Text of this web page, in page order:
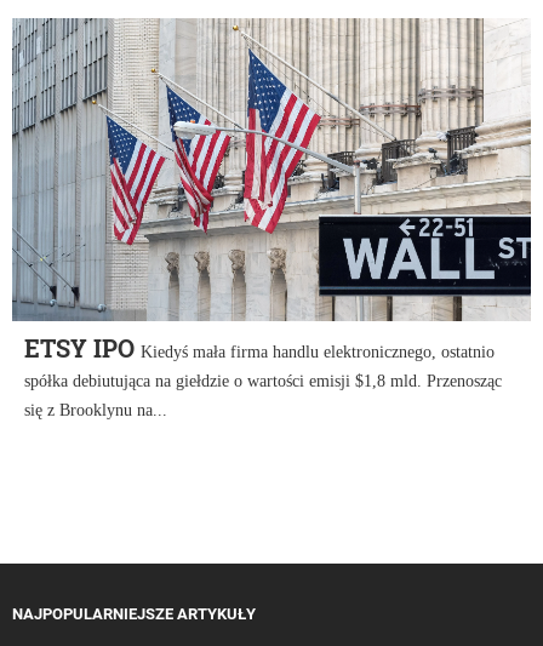
ETSY IPO Kiedyś mała firma handlu elektronicznego, ostatnio
spółka debiutująca na giełdzie o wartości emisji $1,8 mld. Przenosząc
się z Brooklynu na...
NAJPOPULARNIEJSZE ARTYKUŁY